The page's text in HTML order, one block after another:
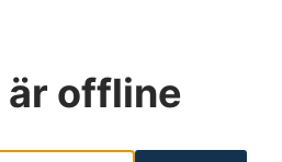
är offline